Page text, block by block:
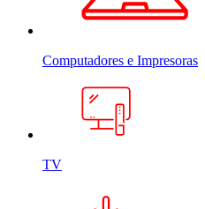
Computadores e Impresoras
TV